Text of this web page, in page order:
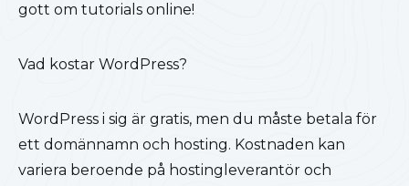
gott om tutorials online!
Vad kostar WordPress?
WordPress i sig är gratis, men du måste betala för
ett domännamn och hosting. Kostnaden kan
variera beroende på hostingleverantör och